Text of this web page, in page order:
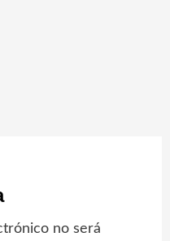
no será